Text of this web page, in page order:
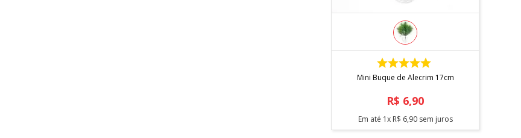
COMPRAR
Mini Buque de Alecrim 17cm
R$ 6,90
Em até 1x R$ 6,90sem juros